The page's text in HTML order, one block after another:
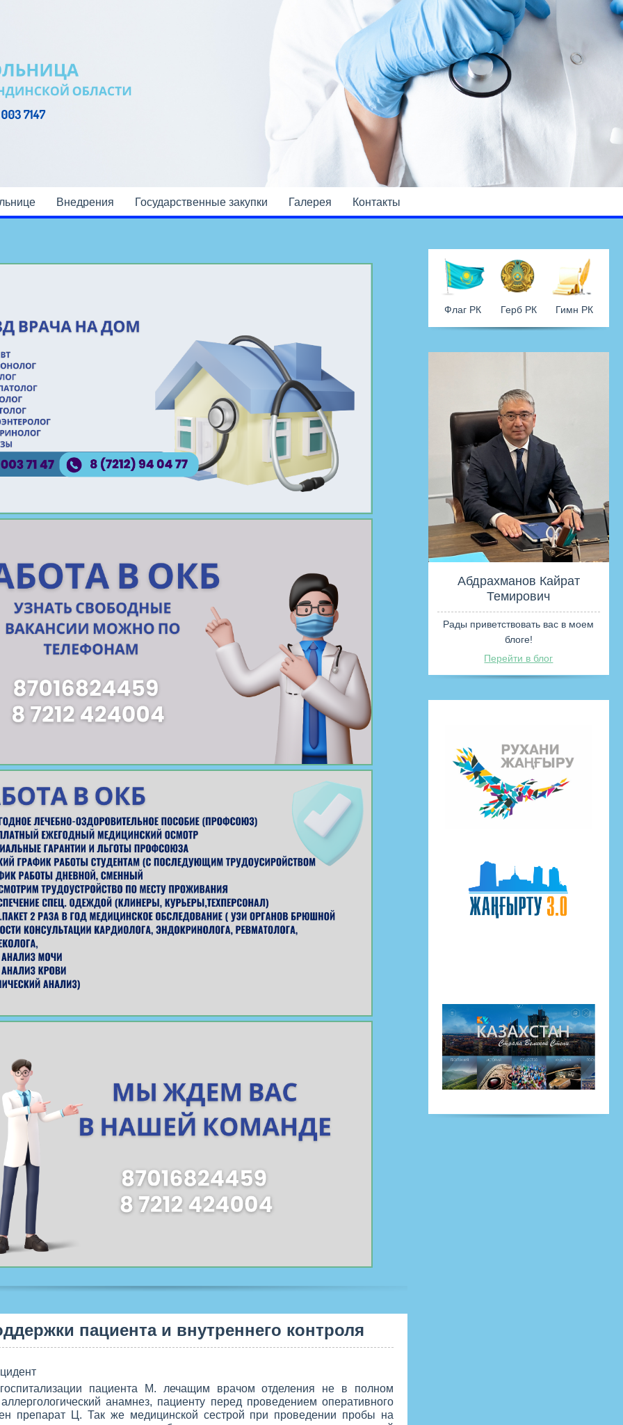
Внедрения Государственные закупки Галерея Контакты
пациента и внутреннего контроля
пациента М. лечащим врачом отделения не в полном
анамнез, пациенту перед проведением оперативного
препарат Ц. Так же медицинской сестрой при проведении пробы на